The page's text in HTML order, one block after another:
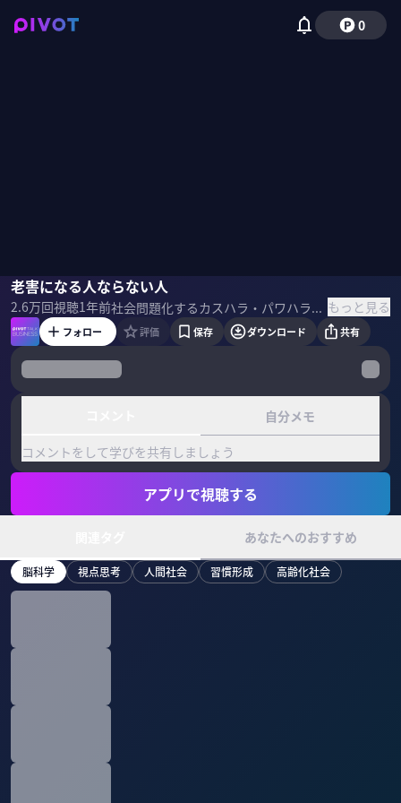
0
老害になる人ならない人
2.6万回視聴1年前 社会問題化するカスハラ・パワハラ。その背景には日本の「右脳老害社会」が関係していると、脳内科医の加藤俊徳氏は述べる。「老害」になってしまう人はどんな人なのか？ならないためには？ ＜ゲスト＞ 加藤俊徳｜脳内科医・医学博士 加藤プラチナクリニック院長。「脳の学校」代表。昭和大学客員教授。発達脳科学・MRI画像診断の専門家。脳番地トレーニングの提唱者。1995年から6年間、米ミネソタ大学でアルツハイマー病やMRI画像の研究に従事 ▼参考書籍 加藤俊徳『老害脳 最新の脳科学でわかった「老害」になる人 ならない人』 もっと見る
加藤俊徳野嶋紗己子
フォロー 評価 保存 ダウンロード 共有
自分メモ
コメントをして学びを共有しましょう
アプリで視聴する
あなたへのおすすめ
脳科学 視点思考 人間社会 習慣形成 高齢化社会